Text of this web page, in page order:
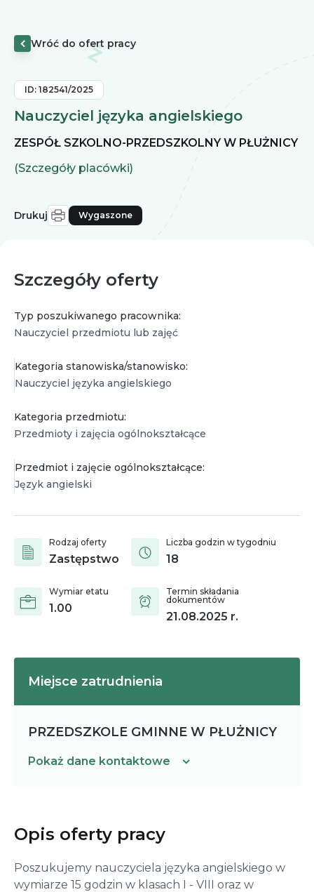
Wróć do ofert pracy
ID: 182541/2025
Nauczyciel języka angielskiego
ZESPÓŁ SZKOLNO-PRZEDSZKOLNY W PŁUŻNICY
(Szczegóły placówki)
Drukuj Wygaszone
Szczegóły oferty
Typ poszukiwanego pracownika:
Nauczyciel przedmiotu lub zajęć
Kategoria stanowiska/stanowisko:
Nauczyciel języka angielskiego
Kategoria przedmiotu:
Przedmioty i zajęcia ogólnokształcące
Przedmiot i zajęcie ogólnokształcące:
Język angielski
Rodzaj oferty
Zastępstwo
Liczba godzin w tygodniu
18
Wymiar etatu
1.00
Termin składania
dokumentów
21.08.2025 r.
Miejsce zatrudnienia
PRZEDSZKOLE GMINNE W PŁUŻNICY
Pokaż dane kontaktowe
Opis oferty pracy
Poszukujemy nauczyciela języka angielskiego w
wymiarze 15 godzin w klasach I - VIII oraz w